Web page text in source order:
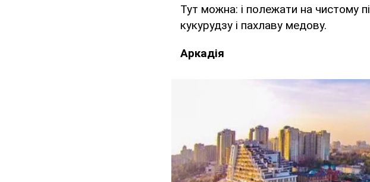
Тут можна: і полежати на чистому
кукурудзу і пахлаву медову.
Аркадія